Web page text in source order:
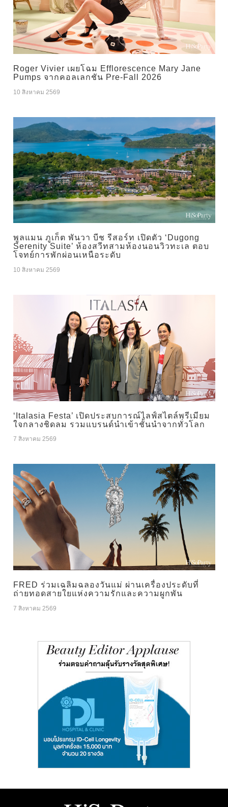
Roger Vivier เผยโฉม Efflorescence Mary Jane
Pumps จากคอลเลกชัน Pre-Fall 2026
10 สิงหาคม 2569
พูลแมน ภูเก็ต พันวา บีช รีสอร์ท เปิดตัว ‘Dugong
Serenity Suite’ ห้องสวีทสามห้องนอนวิวทะเล ตอบ
โจทย์การพักผ่อนเหนือระดับ
10 สิงหาคม 2569
‘Italasia Festa’ เปิดประสบการณ์ไลฟ์สไตล์พรีเมียม
ใจกลางชิดลม รวมแบรนด์นำเข้าชั้นนำจากทั่วโลก
7 สิงหาคม 2569
FRED ร่วมเฉลิมฉลองวันแม่ ผ่านเครื่องประดับที่
ถ่ายทอดสายใยแห่งความรักและความผูกพัน
7 สิงหาคม 2569